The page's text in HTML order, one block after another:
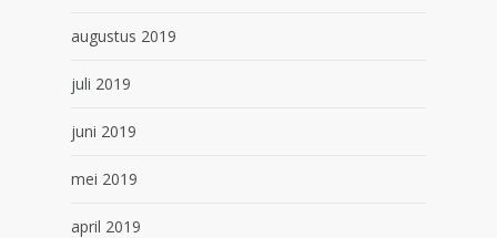
augustus 2019
juli 2019
juni 2019
mei 2019
april 2019